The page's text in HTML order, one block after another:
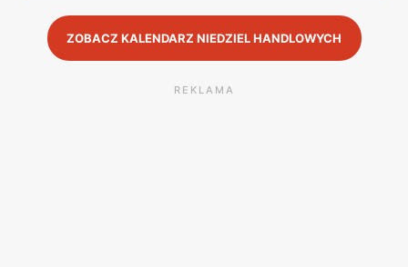
ZOBACZ KALENDARZ NIEDZIEL HANDLOWYCH
REKLAMA